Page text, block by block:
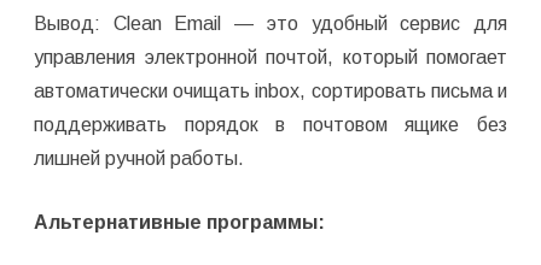
Вывод: Clean Email — это удобный сервис для
управления электронной почтой, который помогает
автоматически очищать inbox, сортировать письма и
поддерживать порядок в почтовом ящике без
лишней ручной работы.
Альтернативные программы: